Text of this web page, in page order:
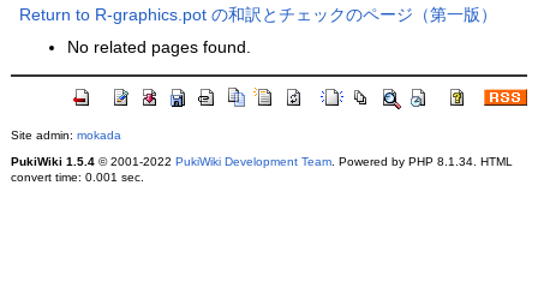
Return to R-graphics.pot の和訳とチェックのページ（第一版）
No related pages found.
Site admin: mokada
PukiWiki 1.5.4© 2001-2022 PukiWiki Development Team. Powered by PHP 8.1.34. HTML
convert time: 0.001 sec.